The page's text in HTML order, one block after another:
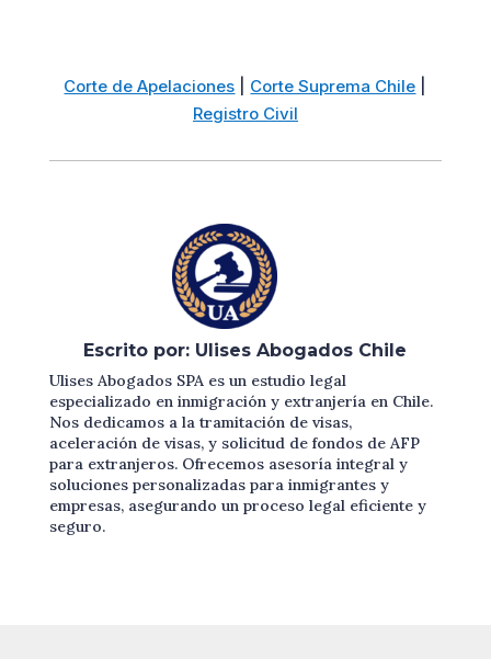
Corte de Apelaciones Corte Suprema Chile
Registro Civil
Escrito por: Ulises Abogados Chile
Ulises Abogados SPA es un estudio legal
especializado en inmigración y extranjería en Chile.
Nos dedicamos a la tramitación de visas,
aceleración de visas, y solicitud de fondos de AFP
para extranjeros. Ofrecemos asesoría integral y
soluciones personalizadas para inmigrantes y
empresas, asegurando un proceso legal eficiente y
seguro.